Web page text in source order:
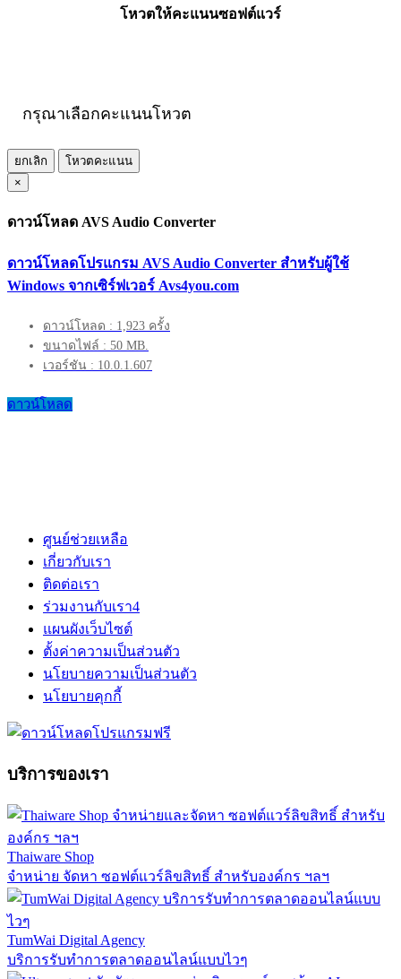
โหวตให้คะแนนซอฟต์แวร์
กรุณาเลือกคะแนนโหวต
ยกเลิก
โหวตคะแนน
×
ดาวน์โหลด AVS Audio Converter
ดาวน์โหลดโปรแกรม AVS Audio Converter สำหรับผู้ใช้
Windows จากเซิร์ฟเวอร์ Avs4you.com
ดาวน์โหลด : 1,923 ครั้ง
ขนาดไฟล์ : 50 MB.
เวอร์ชัน : 10.0.1.607
ดาวน์โหลด
ศูนย์ช่วยเหลือ
เกี่ยวกับเรา
ติดต่อเรา
ร่วมงานกับเรา4
แผนผังเว็บไซต์
ตั้งค่าความเป็นส่วนตัว
นโยบายความเป็นส่วนตัว
นโยบายคุกกี้
บริการของเรา
Thaiware Shop
จำหน่าย จัดหา ซอฟต์แวร์ลิขสิทธิ์ สำหรับองค์กร ฯลฯ
TumWai Digital Agency
บริการรับทำการตลาดออนไลน์แบบไวๆ